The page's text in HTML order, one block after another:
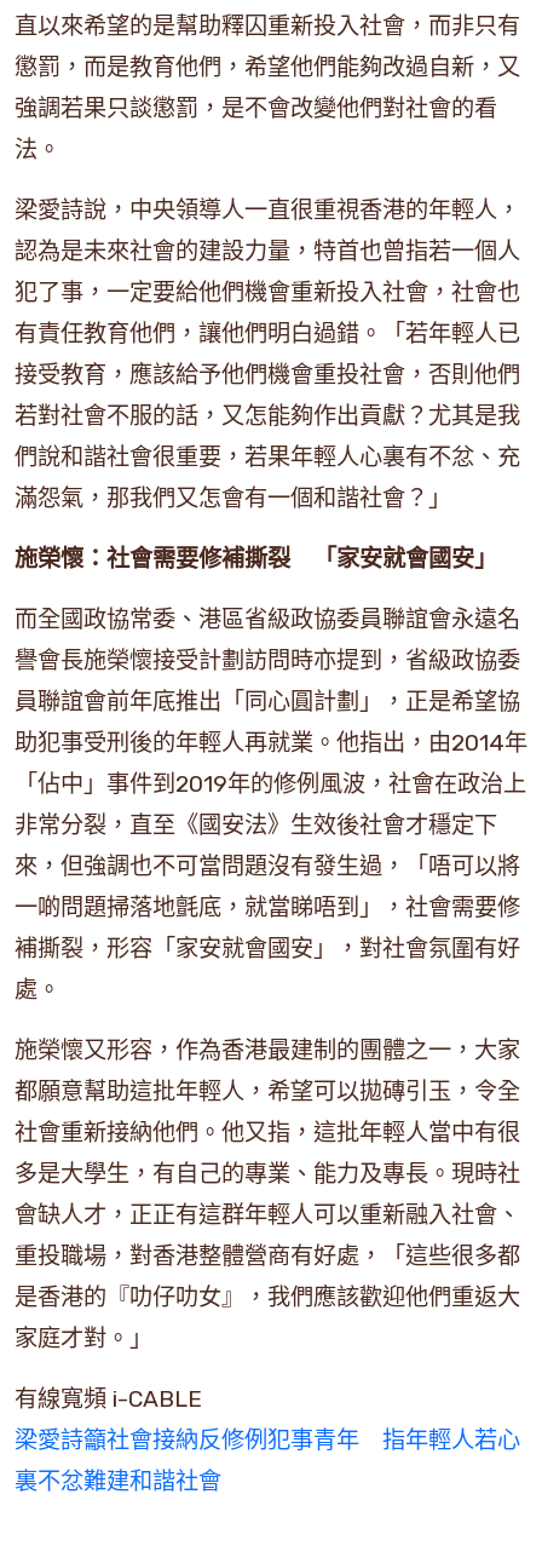
直以來希望的是幫助釋囚重新投入社會，而非只有
懲罰，而是教育他們，希望他們能夠改過自新，又
強調若果只談懲罰，是不會改變他們對社會的看
法。
梁愛詩說，中央領導人一直很重視香港的年輕人，
認為是未來社會的建設力量，特首也曾指若一個人
犯了事，一定要給他們機會重新投入社會，社會也
有責任教育他們，讓他們明白過錯。「若年輕人已
接受教育，應該給予他們機會重投社會，否則他們
若對社會不服的話，又怎能夠作出貢獻？尤其是我
們說和諧社會很重要，若果年輕人心裏有不忿、充
滿怨氣，那我們又怎會有一個和諧社會？」
施榮懷：社會需要修補撕裂 「家安就會國安」
而全國政協常委、港區省級政協委員聯誼會永遠名
譽會長施榮懷接受計劃訪問時亦提到，省級政協委
員聯誼會前年底推出「同心圓計劃」，正是希望協
助犯事受刑後的年輕人再就業。他指出，由2014年
「佔中」事件到2019年的修例風波，社會在政治上
非常分裂，直至《國安法》生效後社會才穩定下
來，但強調也不可當問題沒有發生過，「唔可以將
一啲問題掃落地氈底，就當睇唔到」，社會需要修
補撕裂，形容「家安就會國安」，對社會氛圍有好
處。
施榮懷又形容，作為香港最建制的團體之一，大家
都願意幫助這批年輕人，希望可以拋磚引玉，令全
社會重新接納他們。他又指，這批年輕人當中有很
多是大學生，有自己的專業、能力及專長。現時社
會缺人才，正正有這群年輕人可以重新融入社會、
重投職場，對香港整體營商有好處，「這些很多都
是香港的『叻仔叻女』，我們應該歡迎他們重返大
家庭才對。」
有線寬頻 i-CABLE
梁愛詩籲社會接納反修例犯事青年 指年輕人若心
裏不忿難建和諧社會